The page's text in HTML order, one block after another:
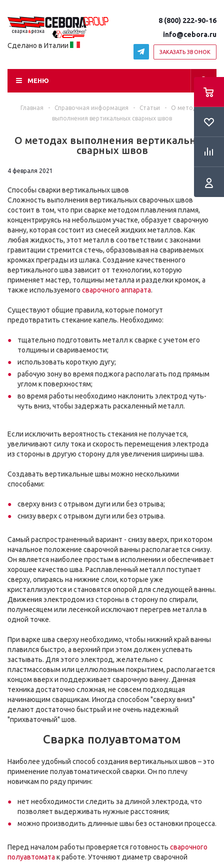
Сделано в Италии
8 (800) 222-90-16
info@cebora.ru
ЗАКАЗАТЬ ЗВОНОК
МЕНЮ
Главная - Справочная информация - Статьи -
О методах
выполнения вертикальных сварных швов
О методах выполнения вертикальных
сварных швов
4 февраля 2021
Способы сварки вертикальных швов
Сложность выполнения вертикальных сварочных швов
состоит в том, что при сварке методом плавления пламя,
концентрируясь на небольшом участке, образует сварочную
ванну, которая состоит из смесей жидких металлов. Как
любая жидкость, этот металл в соответствии с законами
гравитации стремится стечь, образовывая на свариваемых
кромках преграды из шлака. Создание качественного
вертикального шва зависит от технологии, которую
применяет мастер, толщины металла и разделки кромок, а
также используемого сварочного аппарата.
Существуют общие правила, которые помогут
предотвратить стекание капель. Необходимо:
тщательно подготовить металл к сварке с учетом его
толщины и свариваемости;
использовать короткую дугу;
рабочую зону во время поджога располагать под прямым
углом к поверхностям;
во время работы необходимо наклонить электрод чуть-
чуть вниз, чтобы задержать раскаленный металл.
Если исключить вероятность стекания не получается,
увеличивают силу тока и скорость перемещения электрода
из стороны в другую сторону для увеличения ширины шва.
Создавать вертикальные швы можно несколькими
способами:
сверху вниз с отрывом дуги или без отрыва;
снизу вверх с отрывом дуги или без отрыва.
Самый распространенный вариант - снизу вверх, при котором
начальное положение сварочной ванны располагается снизу.
Он является наиболее простым в исполнении и обеспечивает
хорошее качество шва. Расплавленный металл поступает
сверху, опираясь на нижние слои, которые уже
кристаллизуются и становятся опорой для следующей ванны.
Движения электродом из стороны в сторону по спирали,
полумесяцем или лесенкой исключают перегрев металла в
одной точке.
При варке шва сверху необходимо, чтобы нижний край ванны
плавился быстро, а верхний при этом должен успевать
застывать. Для этого электрод, желательно с
пластмассовым или целлюлозным покрытием, располагается
концом вверх и поддерживает сварочную ванну. Данная
техника достаточно сложная, не совсем подходящая
начинающим сварщикам. Иногда способом "сверху вниз"
делают достаточно быстрый и не очень надежный
"прихваточный" шов.
Сварка полуавтоматом
Наиболее удобный способ создания вертикальных швов – это
применение полуавтоматической сварки. Он по плечу
новичкам по ряду причин:
нет необходимости следить за длиной электрода, что
позволяет выдерживать нужные расстояния;
можно производить длинные швы без остановки процесса.
Перед началом работы проверяется готовность сварочного
полуавтомата к работе. Уточняют диаметр сварочной